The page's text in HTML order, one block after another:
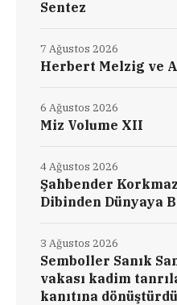
Sentez
Herbert Melzig ve
7 Ağustos 2026
Miz Volume XII
6 Ağustos 2026
Şahbender
Dibinden Dünyaya
4 Ağustos 2026
Semboller Sanık
vakası kadim
kanıtına
3 Ağustos 2026